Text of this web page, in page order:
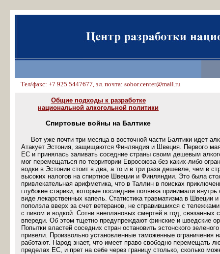
Тел/факс: +7 925 5447677, эл. почта: sobor.center@mail.ru
Общие подходы к разработке
национальной алкогольной политики
Спиртовые войны на Балтике
Вот уже почти три месяца в восточной части Балтики идет
Атакует Эстония, защищаются Финляндия и Швеция. Первого
ЕС и принялась заливать соседние страны своим дешевым
мог перемещаться по территории Евросоюза без каких-либо
водки в Эстонии стоит в два, а то и в три раза дешевле, чем в
высоких налогов на спиртное Швеции и Финляндии. Это была
привлекательная арифметика, что в Таллин в поисках
глубокие старики, которые последние полвека принимали внутрь
виде лекарственных капель. Статистика травматизма в Швеции
поползла вверх за счет ветеранов, не справившихся с
с пивом и водкой. Сотни внеплановых смертей в год, связанных
впереди. Об этом тщетно предупреждают финские и шведские
Попытки властей соседних стран остановить эстонского
привели. Произвольно установленные таможенные ограничения
работают. Народ знает, что имеет право свободно перемещать
пределах ЕС, и прет на себе через границу столько, сколько